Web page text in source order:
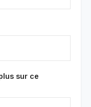
sur ce